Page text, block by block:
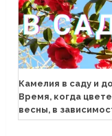
Камелия в саду и
Время, когда
весны, в